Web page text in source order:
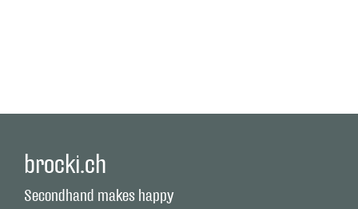
brocki.ch
Secondhand makes happy